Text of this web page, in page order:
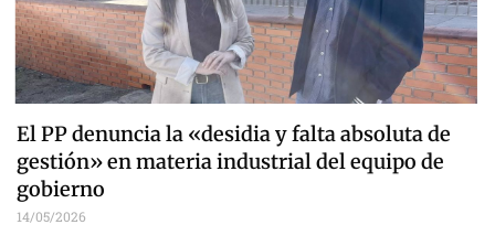
El PP denuncia la «desidia y falta absoluta de
gestión» en materia industrial del equipo de
gobierno
14/05/2026